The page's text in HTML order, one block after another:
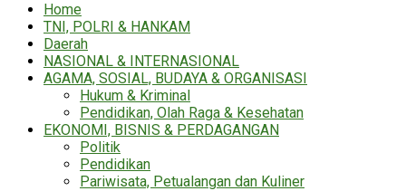
Home
TNI, POLRI & HANKAM
Daerah
NASIONAL & INTERNASIONAL
AGAMA, SOSIAL, BUDAYA & ORGANISASI
Hukum & Kriminal
Pendidikan, Olah Raga & Kesehatan
EKONOMI, BISNIS & PERDAGANGAN
Politik
Pendidikan
Pariwisata, Petualangan dan Kuliner